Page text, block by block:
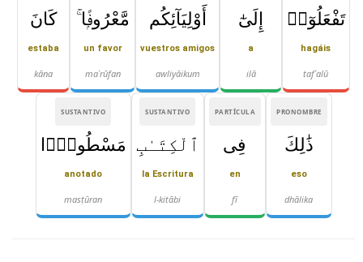
تَفْعَلُوٓا۟
hagáis
tafʿalū
إِلَىٰٓ
a
ilā
أَوْلِيَآئِكُم
vuestros amigos
awliyāikum
مَّعْرُوفًۭا ۚ
un favor
maʿrūfan
كَانَ
estaba
kāna
PRONOMBRE
ذَٰلِكَ
eso
dhālika
PARTÍCULA
فِى
en
fī
SUSTANTIVO
ٱلْكِتَـٰبِ
la Escritura
l-kitābi
SUSTANTIVO
مَسْطُورًۭا
anotado
masṭūran